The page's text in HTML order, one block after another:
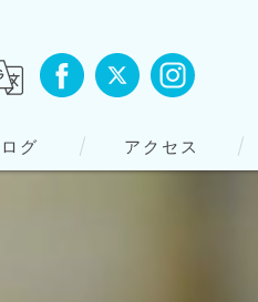
グ アクセス